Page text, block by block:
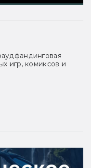
игр, комиксов и